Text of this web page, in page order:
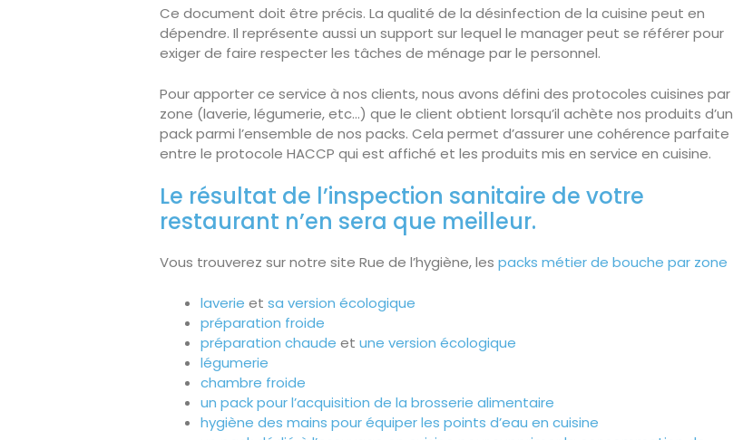
Ce document doit être précis. La qualité de la désinfection de la cuisine peut en
dépendre. Il représente aussi un support sur lequel le manager peut se référer pour
exiger de faire respecter les tâches de ménage par le personnel.
Pour apporter ce service à nos clients, nous avons défini des protocoles cuisines par
zone (laverie, légumerie, etc…) que le client obtient lorsqu’il achète nos produits d’un
pack parmi l’ensemble de nos packs. Cela permet d’assurer une cohérence parfaite
entre le protocole HACCP qui est affiché et les produits mis en service en cuisine.
Le résultat de l’inspection sanitaire de votre
restaurant n’en sera que meilleur.
Vous trouverez sur notre site Rue de l’hygiène, les packs métier de bouche par zone
laverie et sa version écologique
préparation froide
préparation chaude et une version écologique
légumerie
chambre froide
un pack pour l’acquisition de la brosserie alimentaire
hygiène des mains pour équiper les points d’eau en cuisine